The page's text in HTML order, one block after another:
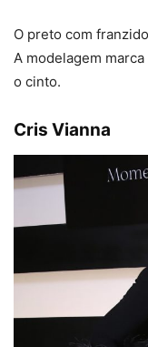
O preto com
A modelagem
o cinto.
Cris Vianna